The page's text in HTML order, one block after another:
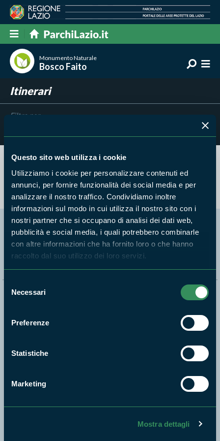
Questo sito web utilizza i cookie
Utilizziamo i cookie per personalizzare contenuti ed
annunci, per fornire funzionalità dei social media e per
analizzare il nostro traffico. Condividiamo inoltre
informazioni sul modo in cui utilizza il nostro sito con i
nostri partner che si occupano di analisi dei dati web,
pubblicità e social media, i quali potrebbero combinarle
con altre informazioni che ha fornito loro o che hanno
raccolto dal suo utilizzo dei loro servizi.
Selezione
delNecessari
Preferenze
Statistiche
Marketing
Mostra dettagli
Monumento Naturale
Bosco Faito
Itinerari
Filtra per
Risultati trovati:0
Nessun risultato trovato
Segui i nostri social ufficiali
Storie